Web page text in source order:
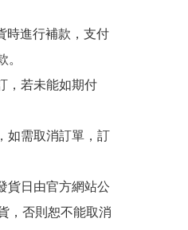
時進行補款，支付
，若未能如期付
如需取消訂單，訂
貨日由官方網站公
，否則恕不能取消